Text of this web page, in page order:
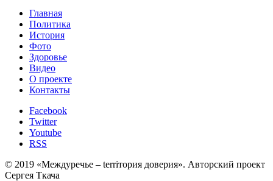
Главная
Политика
История
Фото
Здоровье
Видео
О проекте
Контакты
Facebook
Twitter
Youtube
RSS
© 2019 «Междуречье – terriтория доверия». Авторский проект
Сергея Ткача